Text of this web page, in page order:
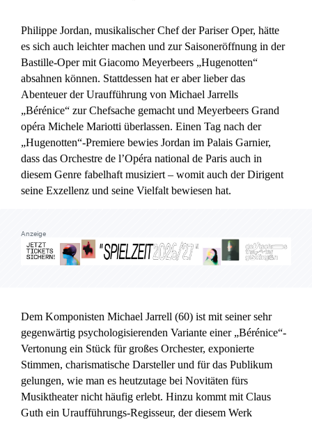
Shop / Abo
Newsletter
Redaktion
Autor:innen
Partner
Mediadaten
Suche
Philippe Jordan, musikalischer Chef der Pariser Oper, hätte
es sich auch leichter machen und zur Saisoneröffnung in der
Bastille-Oper mit Giacomo Meyerbeers „Hugenotten“
absahnen können. Stattdessen hat er aber lieber das
Abenteuer der Uraufführung von Michael Jarrells
„Bérénice“ zur Chefsache gemacht und Meyerbeers Grand
opéra Michele Mariotti überlassen. Einen Tag nach der
„Hugenotten“-Premiere bewies Jordan im Palais Garnier,
dass das Orchestre de l’Opéra national de Paris auch in
diesem Genre fabelhaft musiziert – womit auch der Dirigent
seine Exzellenz und seine Vielfalt bewiesen hat.
Anzeige
Dem Komponisten Michael Jarrell (60) ist mit seiner sehr
gegenwärtig psychologisierenden Variante einer „Bérénice“-
Vertonung ein Stück für großes Orchester, exponierte
Stimmen, charismatische Darsteller und für das Publikum
gelungen, wie man es heutzutage bei Novitäten fürs
Musiktheater nicht häufig erlebt. Hinzu kommt mit Claus
Guth ein Uraufführungs-Regisseur, der diesem Werk